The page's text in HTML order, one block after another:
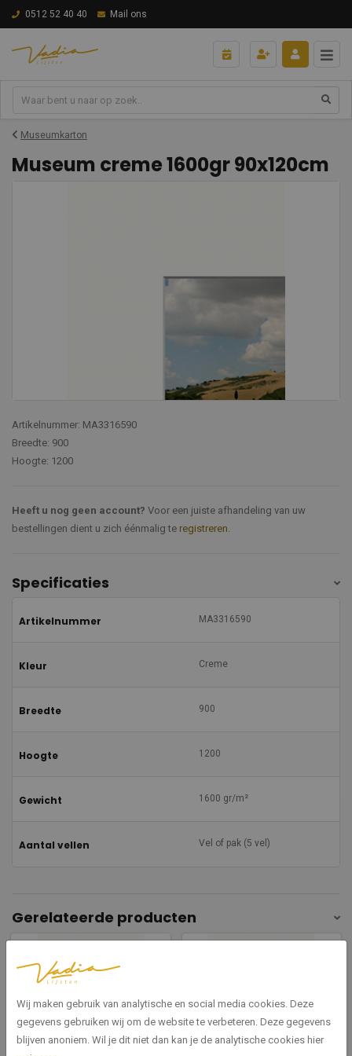
0512 52 40 40 Mail ons
Museumkarton
Museum creme 1600gr 90x120cm
Artikelnummer: MA3316590
Breedte: 900
Hoogte: 1200
Heeft u nog geen account? Voor een juiste afhandeling van uw
bestellingen dient u zich éénmalig te registreren.
Specificaties
Artikelnummer MA3316590
Kleur Creme
Breedte 900
Hoogte 1200
Gewicht 1600 gr/m²
Aantal vellen Vel of pak (5 vel)
Gerelateerde producten
Wij maken gebruik van analytische en social media cookies. Deze
gegevens gebruiken wij om de website te verbeteren. Deze gegevens
blijven anoniem. Wil je dit niet dan kan je de analytische cookies hier